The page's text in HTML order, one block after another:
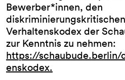
Bewerber*innen, den
diskriminierungskritischen
Verhaltenskodex der
zur Kenntnis zu nehmen:
https://
enskodex.